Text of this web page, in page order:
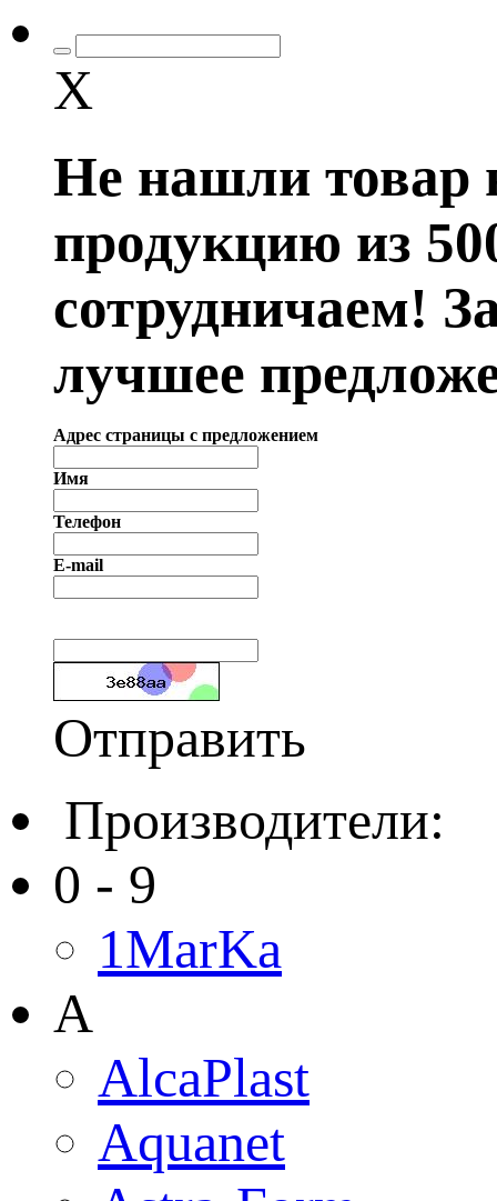
X
Не нашли товар
продукцию из
сотрудничаем!
лучшее
Адрес страницы с предложением
Имя
Телефон
E-mail
Отправить
Производители:
0 - 9
1MarKa
A
AlcaPlast
Aquanet